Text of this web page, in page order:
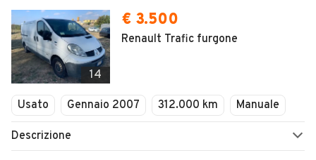
14
€ 3.500
Renault Trafic furgone
Usato Gennaio 2007 312.000 km Manuale
Descrizione